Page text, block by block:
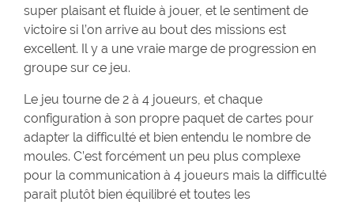
super plaisant et fluide à jouer, et le sentiment de
victoire si l’on arrive au bout des missions est
excellent. Il y a une vraie marge de progression en
groupe sur ce jeu.
Le jeu tourne de 2 à 4 joueurs, et chaque
configuration à son propre paquet de cartes pour
adapter la difficulté et bien entendu le nombre de
moules. C’est forcément un peu plus complexe
pour la communication à 4 joueurs mais la difficulté
parait plutôt bien équilibré et toutes les